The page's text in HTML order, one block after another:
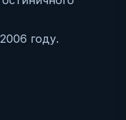
году.